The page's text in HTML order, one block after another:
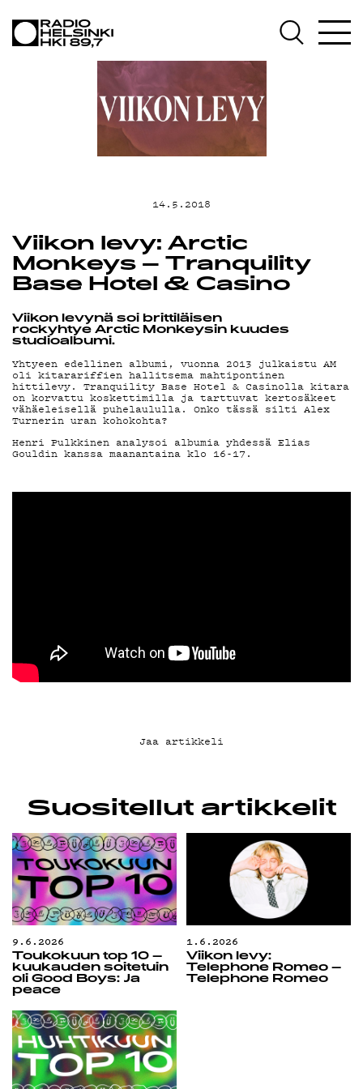
OHJELMAT
TEKIJÄT
ON-DEMAND
PODCAST
MAINOSTA
G LIVELAB
KIRJAUDU SISÄÄN
14.5.2018
Viikon levy: Arctic
Monkeys – Tranquility
Base Hotel & Casino
Viikon levynä soi brittiläisen
rockyhtye Arctic Monkeysin kuudes
studioalbumi.
Yhtyeen edellinen albumi, vuonna 2013 julkaistu AM
oli kitarariffien hallitsema mahtipontinen
hittilevy. Tranquility Base Hotel & Casinolla kitara
on korvattu koskettimilla ja tarttuvat kertosäkeet
vähäeleisellä puhelaululla. Onko tässä silti Alex
Turnerin uran kohokohta?
Henri Pulkkinen analysoi albumia yhdessä Elias
Gouldin kanssa maanantaina klo 16-17.
Jaa artikkeli
Suositellut artikkelit
9.6.2026
Toukokuun top 10 –
kuukauden soitetuin
oli Good Boys: Ja
peace
1.6.2026
Viikon levy:
Telephone Romeo –
Telephone Romeo